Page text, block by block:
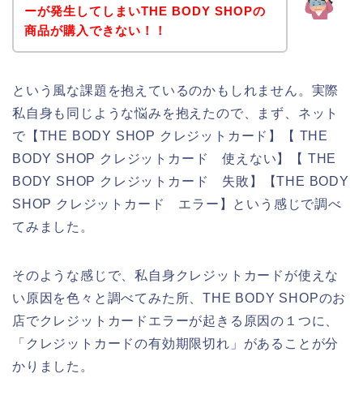
ーが発生してしまいTHE BODY SHOPの
商品が購入できない！！
という風な課題を抱えているのかもしれません。実際
私自身も同じような悩みを抱えたので、まず、ネット
で【THE BODY SHOP クレジットカード】【 THE
BODY SHOP クレジットカード 使えない】【 THE
BODY SHOP クレジットカード 失敗】【THE BODY
SHOP クレジットカード エラー】という感じで調べ
てみました。
そのような感じで、私自身クレジットカードが使えな
い原因を色々と調べてみた所、THE BODY SHOPのお
店でクレジットカードエラーが起きる原因の１つに、
「クレジットカードの有効期限切れ」があることが分
かりました。